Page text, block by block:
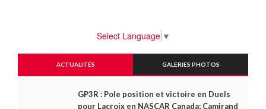
Select Language ▼
ACTUALITÉS GALERIES PHOTOS
GP3R : Pole position et victoire en Duels
pour Lacroix en NASCAR Canada; Camirand